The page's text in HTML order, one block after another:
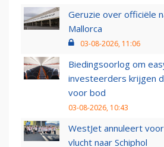
Geruzie over officiële
Mallorca
03-08-2026, 11:06
Biedingsoorlog om
investeerders krijgen
voor bod
03-08-2026, 10:43
WestJet annuleert
vlucht naar Schiphol